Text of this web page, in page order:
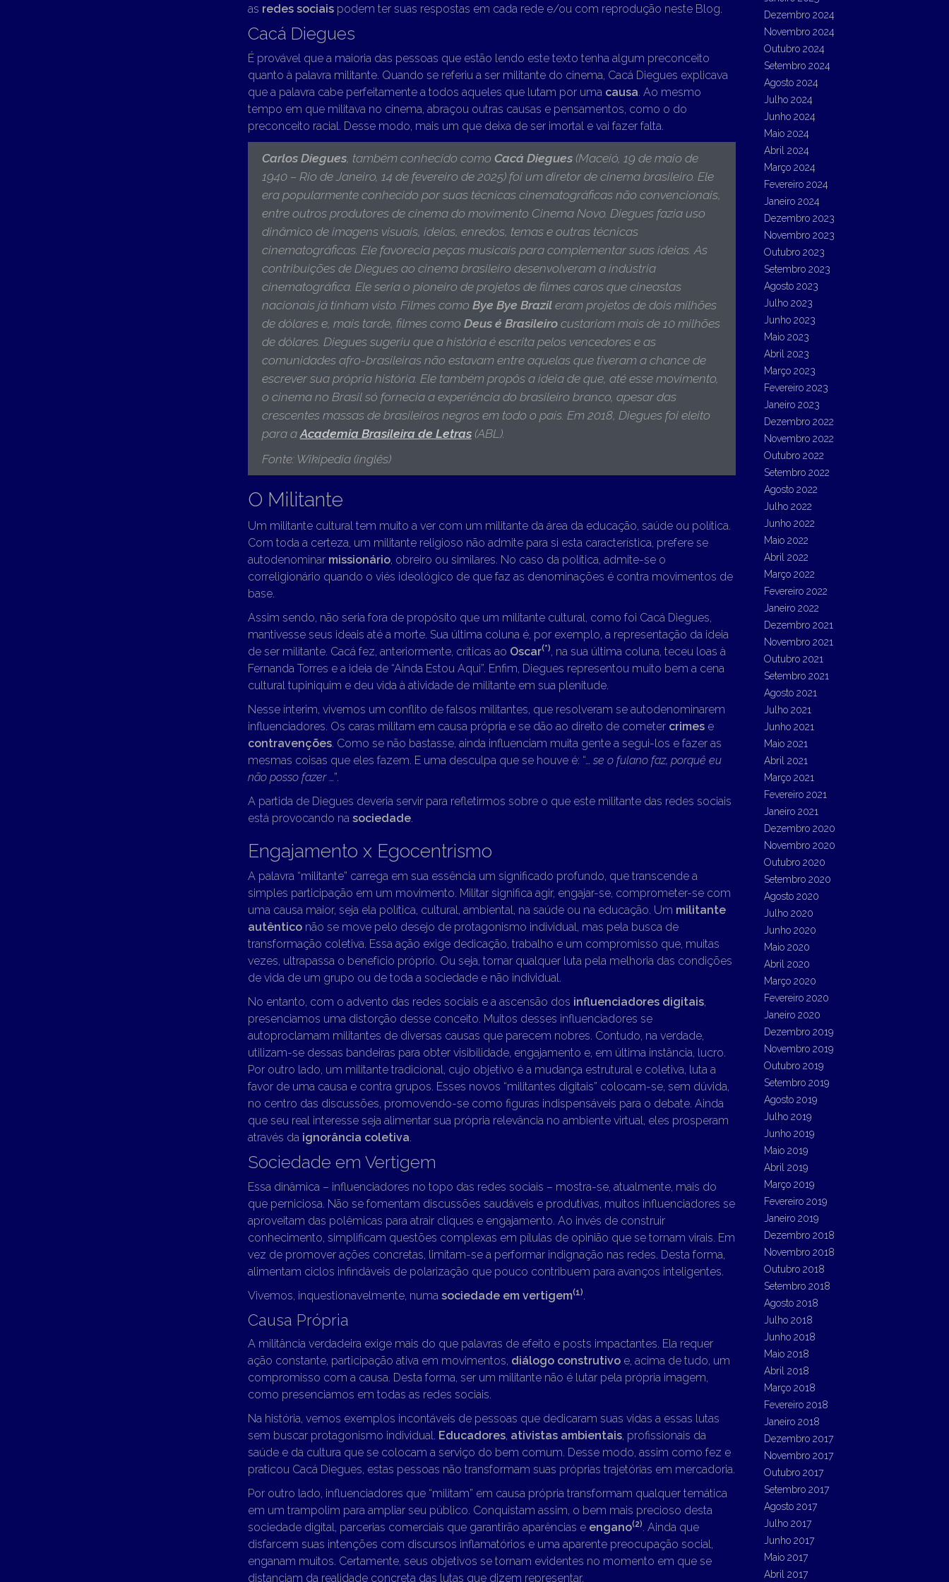
as redes sociaispodem ter suas respostas em cada rede e/ou com reprodução neste Blog.
Cacá Diegues
É provável que a maioria das pessoas que estão lendo este texto tenha algum preconceito
quanto à palavra militante. Quando se referiu a ser militante do cinema, Cacá Diegues explicava
que a palavra cabe perfeitamente a todos aqueles que lutam por uma causa. Ao mesmo
tempo em que militava no cinema, abraçou outras causas e pensamentos, como o do
preconceito racial. Desse modo, mais um que deixa de ser imortal e vai fazer falta.
Carlos Diegues, também conhecido como Cacá Diegues(Maceió, 19 de maio de
1940 – Rio de Janeiro, 14 de fevereiro de 2025) foi um diretor de cinema brasileiro. Ele
era popularmente conhecido por suas técnicas cinematográficas não convencionais,
entre outros produtores de cinema do movimento Cinema Novo. Diegues fazia uso
dinâmico de imagens visuais, ideias, enredos, temas e outras técnicas
cinematográficas. Ele favorecia peças musicais para complementar suas ideias. As
contribuições de Diegues ao cinema brasileiro desenvolveram a indústria
cinematográfica. Ele seria o pioneiro de projetos de filmes caros que cineastas
nacionais já tinham visto. Filmes como Bye Bye Brazileram projetos de dois milhões
de dólares e, mais tarde, filmes como Deus é Brasileirocustariam mais de 10 milhões
de dólares. Diegues sugeriu que a história é escrita pelos vencedores e as
comunidades afro-brasileiras não estavam entre aquelas que tiveram a chance de
escrever sua própria história. Ele também propôs a ideia de que, até esse movimento,
o cinema no Brasil só fornecia a experiência do brasileiro branco, apesar das
crescentes massas de brasileiros negros em todo o país. Em 2018, Diegues foi eleito
para aAcademia Brasileira de Letras(ABL).
Fonte: Wikipedia (inglês)
O Militante
Um militante cultural tem muito a ver com um militante da área da educação, saúde ou política.
Com toda a certeza, um militante religioso não admite para si esta característica, prefere se
autodenominar missionário, obreiro ou similares. No caso da política, admite-se o
correligionário quando o viés ideológico de que faz as denominações é contra movimentos de
base.
Assim sendo, não seria fora de propósito que um militante cultural, como foi Cacá Diegues,
mantivesse seus ideais até a morte. Sua última coluna é, por exemplo, a representação da ideia
de ser militante. Cacá fez, anteriormente, críticas ao Oscar(*), na sua última coluna, teceu loas à
Fernanda Torres e a ideia de “Ainda Estou Aqui”. Enfim, Diegues representou muito bem a cena
cultural tupiniquim e deu vida à atividade de militante em sua plenitude.
Nesse ínterim, vivemos um conflito de falsos militantes, que resolveram se autodenominarem
influenciadores. Os caras militam em causa própria e se dão ao direito de cometer crimese
contravenções. Como se não bastasse, ainda influenciam muita gente a segui-los e fazer as
mesmas coisas que eles fazem. E uma desculpa que se houve é: “… se o fulano faz, porquê eu
não posso fazer…”.
A partida de Diegues deveria servir para refletirmos sobre o que este militante das redes sociais
está provocando na sociedade.
Engajamento x Egocentrismo
A palavra “militante” carrega em sua essência um significado profundo, que transcende a
simples participação em um movimento. Militar significa agir, engajar-se, comprometer-se com
uma causa maior, seja ela política, cultural, ambiental, na saúde ou na educação. Um militante
autênticonão se move pelo desejo de protagonismo individual, mas pela busca de
transformação coletiva. Essa ação exige dedicação, trabalho e um compromisso que, muitas
vezes, ultrapassa o benefício próprio. Ou seja, tornar qualquer luta pela melhoria das condições
de vida de um grupo ou de toda a sociedade e não individual.
No entanto, com o advento das redes sociais e a ascensão dos influenciadores digitais,
presenciamos uma distorção desse conceito. Muitos desses influenciadores se
autoproclamam militantes de diversas causas que parecem nobres. Contudo, na verdade,
utilizam-se dessas bandeiras para obter visibilidade, engajamento e, em última instância, lucro.
Por outro lado, um militante tradicional, cujo objetivo é a mudança estrutural e coletiva, luta a
favor de uma causa e contra grupos. Esses novos “militantes digitais” colocam-se, sem dúvida,
no centro das discussões, promovendo-se como figuras indispensáveis para o debate. Ainda
que seu real interesse seja alimentar sua própria relevância no ambiente virtual, eles prosperam
através da ignorância coletiva.
Sociedade em Vertigem
Essa dinâmica – influenciadores no topo das redes sociais – mostra-se, atualmente, mais do
que perniciosa. Não se fomentam discussões saudáveis e produtivas, muitos influenciadores se
aproveitam das polêmicas para atrair cliques e engajamento. Ao invés de construir
conhecimento, simplificam questões complexas em pílulas de opinião que se tornam virais. Em
vez de promover ações concretas, limitam-se a performar indignação nas redes. Desta forma,
alimentam ciclos infindáveis de polarização que pouco contribuem para avanços inteligentes.
Vivemos, inquestionavelmente, numa sociedade em vertigem(1).
Causa Própria
A militância verdadeira exige mais do que palavras de efeito e posts impactantes. Ela requer
ação constante, participação ativa em movimentos, diálogo construtivoe, acima de tudo, um
compromisso com a causa. Desta forma, ser um militante não é lutar pela própria imagem,
como presenciamos em todas as redes sociais.
Na história, vemos exemplos incontáveis de pessoas que dedicaram suas vidas a essas lutas
sem buscar protagonismo individual. Educadores, ativistas ambientais, profissionais da
saúde e da cultura que se colocam a serviço do bem comum. Desse modo, assim como fez e
praticou Cacá Diegues, estas pessoas não transformam suas próprias trajetórias em mercadoria.
Por outro lado, influenciadores que “militam” em causa própria transformam qualquer temática
em um trampolim para ampliar seu público. Conquistam assim, o bem mais precioso desta
sociedade digital, parcerias comerciais que garantirão aparências e engano(2). Ainda que
disfarcem suas intenções com discursos inflamatórios e uma aparente preocupação social,
enganam muitos. Certamente, seus objetivos se tornam evidentes no momento em que se
distanciam da realidade concreta das lutas que dizem representar.
Dezembro 2024
Novembro 2024
Outubro 2024
Setembro 2024
Agosto 2024
Julho 2024
Junho 2024
Maio 2024
Abril 2024
Março 2024
Fevereiro 2024
Janeiro 2024
Dezembro 2023
Novembro 2023
Outubro 2023
Setembro 2023
Agosto 2023
Julho 2023
Junho 2023
Maio 2023
Abril 2023
Março 2023
Fevereiro 2023
Janeiro 2023
Dezembro 2022
Novembro 2022
Outubro 2022
Setembro 2022
Agosto 2022
Julho 2022
Junho 2022
Maio 2022
Abril 2022
Março 2022
Fevereiro 2022
Janeiro 2022
Dezembro 2021
Novembro 2021
Outubro 2021
Setembro 2021
Agosto 2021
Julho 2021
Junho 2021
Maio 2021
Abril 2021
Março 2021
Fevereiro 2021
Janeiro 2021
Dezembro 2020
Novembro 2020
Outubro 2020
Setembro 2020
Agosto 2020
Julho 2020
Junho 2020
Maio 2020
Abril 2020
Março 2020
Fevereiro 2020
Janeiro 2020
Dezembro 2019
Novembro 2019
Outubro 2019
Setembro 2019
Agosto 2019
Julho 2019
Junho 2019
Maio 2019
Abril 2019
Março 2019
Fevereiro 2019
Janeiro 2019
Dezembro 2018
Novembro 2018
Outubro 2018
Setembro 2018
Agosto 2018
Julho 2018
Junho 2018
Maio 2018
Abril 2018
Março 2018
Fevereiro 2018
Janeiro 2018
Dezembro 2017
Novembro 2017
Outubro 2017
Setembro 2017
Agosto 2017
Julho 2017
Junho 2017
Maio 2017
Abril 2017